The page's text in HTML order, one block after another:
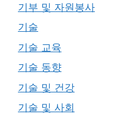
기부 및 자원봉사
기술
기술 교육
기술 동향
기술 및 건강
기술 및 사회